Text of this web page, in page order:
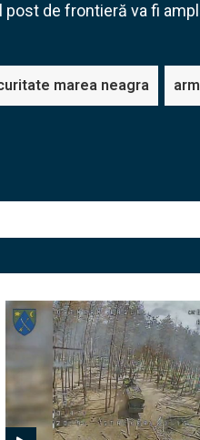
de frontieră va fi
marea neagra